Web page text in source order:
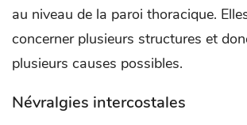
au niveau de la paroi thoracique.
concerner plusieurs structures et
plusieurs causes possibles.
Névralgies intercostales